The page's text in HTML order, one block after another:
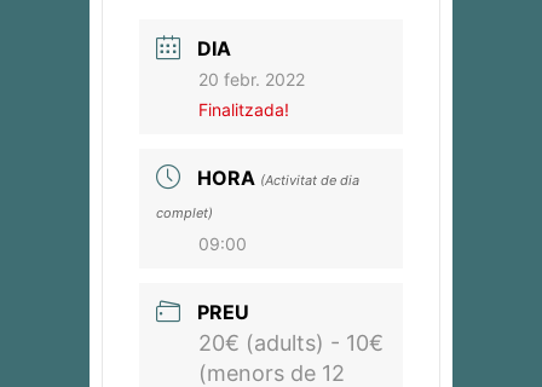
DIA
20 febr. 2022
Finalitzada!
HORA (Activitat de dia
complet)
09:00
PREU
20€ (adults) - 10€
(menors de 12